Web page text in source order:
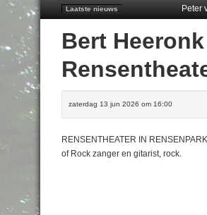
Laatste nieuws
Peter
102
Daan
Bert
zaterdag 13 jun 2026 om 16:00
RENSENTHEATER IN
of Rock zanger en gitarist, rock.